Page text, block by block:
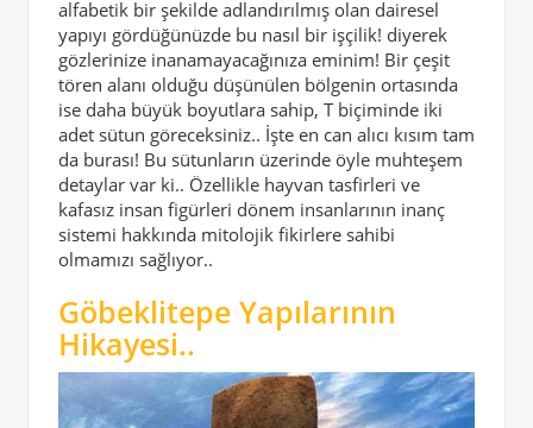
alfabetik bir şekilde adlandırılmış olan dairesel
yapıyı gördüğünüzde bu nasıl bir işçilik! diyerek
gözlerinize inanamayacağınıza eminim! Bir çeşit
tören alanı olduğu düşünülen bölgenin ortasında
ise daha büyük boyutlara sahip, T biçiminde iki
adet sütun göreceksiniz.. İşte en can alıcı kısım tam
da burası! Bu sütunların üzerinde öyle muhteşem
detaylar var ki.. Özellikle hayvan tasfirleri ve
kafasız insan figürleri dönem insanlarının inanç
sistemi hakkında mitolojik fikirlere sahibi
olmamızı sağlıyor..
Göbeklitepe Yapılarının
Hikayesi..